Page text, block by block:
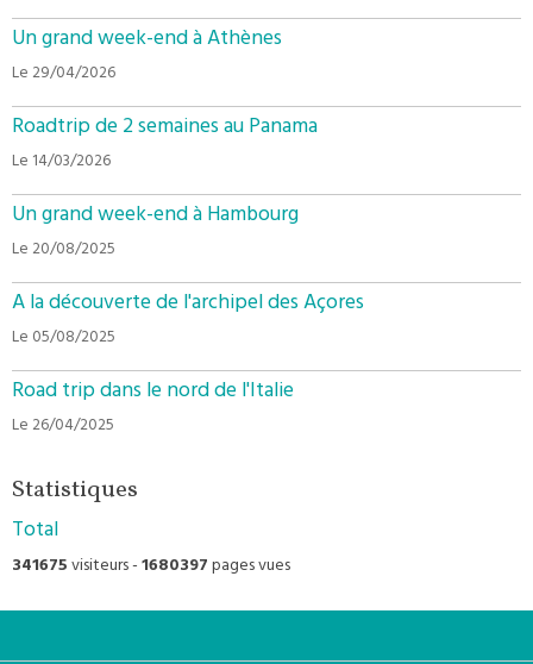
Un grand week-end à Athènes
Le 29/04/2026
Roadtrip de 2 semaines au Panama
Le 14/03/2026
Un grand week-end à Hambourg
Le 20/08/2025
A la découverte de l'archipel des Açores
Le 05/08/2025
Road trip dans le nord de l'Italie
Le 26/04/2025
Statistiques
Total
341675visiteurs -1680397pages vues